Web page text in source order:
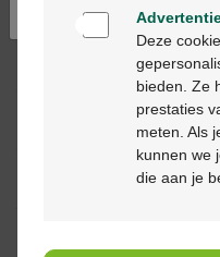
Productbeschrijving
Eigenschappen
Deze
bieden. Ze
prestaties
meten. Als
kunnen we
die aan je